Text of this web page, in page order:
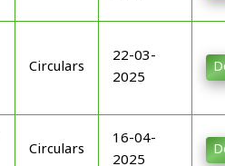
Circulars
22-03-
2025
Circulars
16-04-
2025